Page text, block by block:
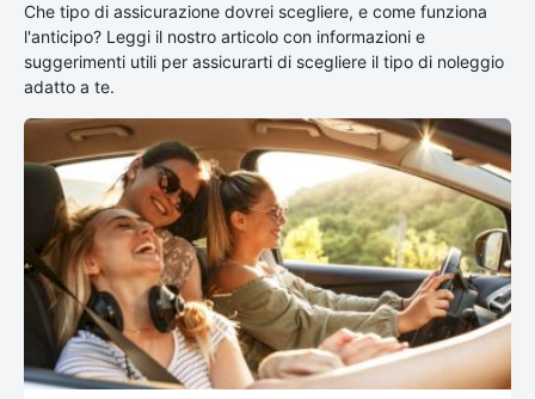
Che tipo di assicurazione dovrei scegliere, e come funziona
l'anticipo? Leggi il nostro articolo con informazioni e
suggerimenti utili per assicurarti di scegliere il tipo di noleggio
adatto a te.